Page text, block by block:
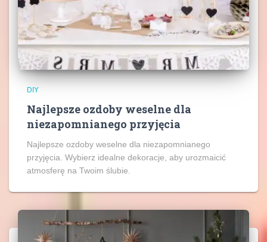
DIY
Najlepsze ozdoby weselne dla
niezapomnianego przyjęcia
Najlepsze ozdoby weselne dla niezapomnianego
przyjęcia. Wybierz idealne dekoracje, aby urozmaicić
atmosferę na Twoim ślubie.